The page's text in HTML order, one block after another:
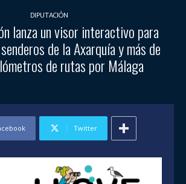
DIPUTACIÓN
lanza un visor interactivo para
de la Axarquía y más de
de rutas por Málaga
Twitter